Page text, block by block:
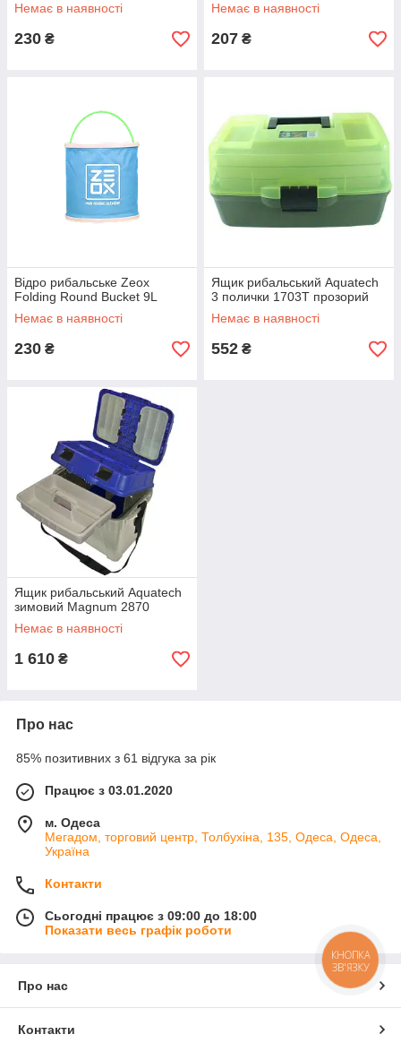
Немає в наявності
230 ₴
Немає в наявності
207 ₴
Відро рибальське Zeox
Folding Round Bucket 9L
Немає в наявності
230 ₴
Ящик рибальський Aquatech
3 полички 1703T прозорий
Немає в наявності
552 ₴
Ящик рибальський Aquatech
зимовий Magnum 2870
Немає в наявності
1 610 ₴
Про нас
85% позитивних з 61 відгука за рік
Працює з 03.01.2020
м. Одеса
Мегадом, торговий центр, Толбухіна, 135, Одеса, Одеса,
Україна
Контакти
Сьогодні працює з 09:00 до 18:00
Показати весь графік роботи
Про нас
Контакти
КНОПКА
ЗВ'ЯЗКУ